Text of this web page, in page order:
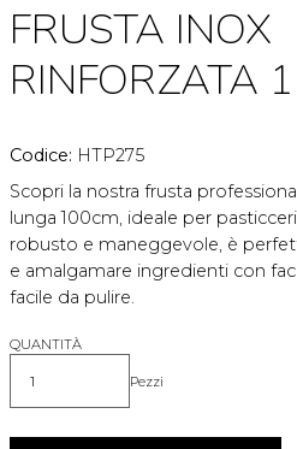
FRUSTA INOX
RINFORZATA
Codice: HTP275
Scopri la nostra frusta
lunga 100cm, ideale per
robusto e maneggevole, è
e amalgamare ingredienti con
facile da pulire.
QUANTITÀ
Quantità Pezzi